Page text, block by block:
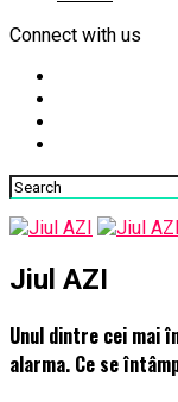
Connect with us
Jiul AZI
Unul dintre cei mai
alarma. Ce se